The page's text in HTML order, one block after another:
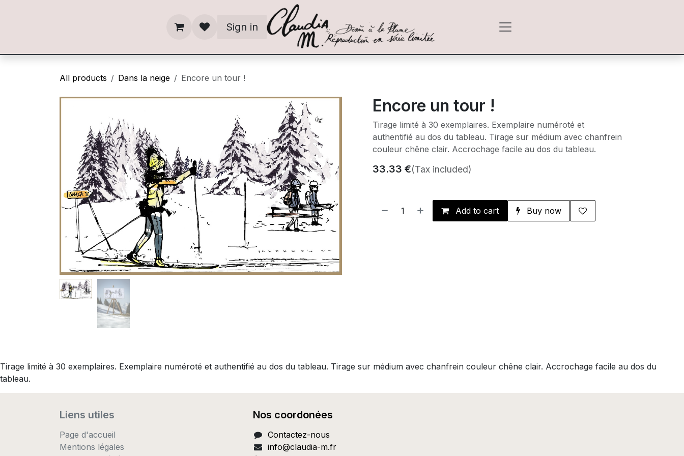
Sign in
All products Dans la neige Encore un tour !
Encore un tour !
Tirage limité à 30 exemplaires. Exemplaire numéroté et
authentifié au dos du tableau. Tirage sur médium avec chanfrein
couleur chêne clair. Accrochage facile au dos du tableau.
33.33 €(Tax included)
Add to cart Buy now
Tirage limité à 30 exemplaires. Exemplaire numéroté et authentifié au dos du tableau. Tirage sur médium avec chanfrein couleur chêne clair. Accrochage facile au dos du
tableau.
Liens utiles
Page d'accueil
Mentions légales
Nos coordonées
Contactez-nous
info@claudia-m.fr